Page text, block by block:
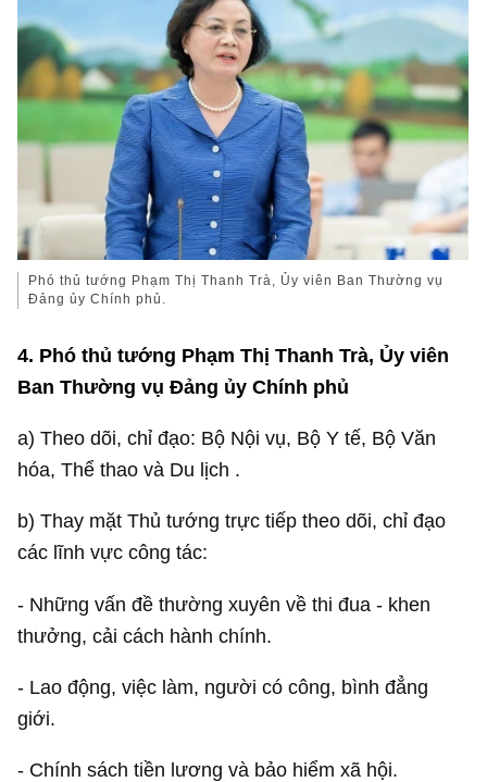
Phó thủ tướng Phạm Thị Thanh Trà, Ủy viên Ban Thường vụ
Đảng ủy Chính phủ.
4. Phó thủ tướng Phạm Thị Thanh Trà, Ủy viên
Ban Thường vụ Đảng ủy Chính phủ
a) Theo dõi, chỉ đạo: Bộ Nội vụ, Bộ Y tế, Bộ Văn
hóa, Thể thao và Du lịch .
b) Thay mặt Thủ tướng trực tiếp theo dõi, chỉ đạo
các lĩnh vực công tác:
- Những vấn đề thường xuyên về thi đua - khen
thưởng, cải cách hành chính.
- Lao động, việc làm, người có công, bình đẳng
giới.
- Chính sách tiền lương và bảo hiểm xã hội.